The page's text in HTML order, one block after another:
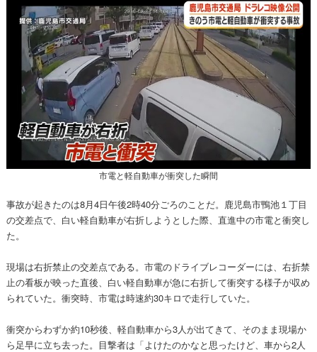
市電と軽自動車が衝突した瞬間
事故が起きたのは8月4日午後2時40分ごろのことだ。鹿児島市鴨池１丁目
の交差点で、白い軽自動車が右折しようとした際、直進中の市電と衝突し
た。
現場は右折禁止の交差点である。市電のドライブレコーダーには、右折禁
止の看板が映った直後、白い軽自動車が急に右折して衝突する様子が収め
られていた。衝突時、市電は時速約30キロで走行していた。
衝突からわずか約10秒後、軽自動車から3人が出てきて、そのまま現場か
ら足早に立ち去った。目撃者は「よけたのかなと思ったけど、車から2人